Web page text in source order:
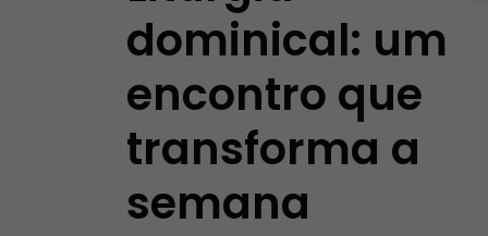
dominical: um
encontro que
transforma a
semana